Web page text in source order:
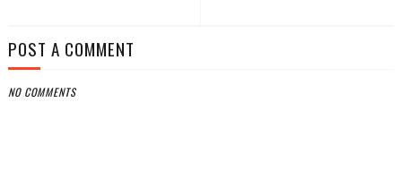
POST A COMMENT
NO COMMENTS